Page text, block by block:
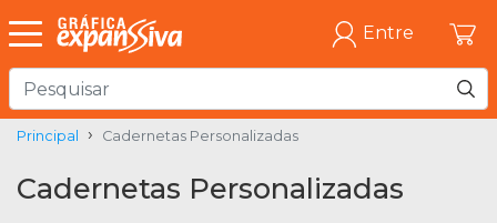
Entre
Principal Cadernetas Personalizadas
Cadernetas Personalizadas